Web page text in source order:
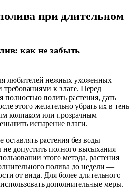
при длительном
как не забыть
любителей нежных ухоженных
к влаге. Перед
полностью полить растения, дать
этого желательно убрать их в тень
колпаком или прозрачным
испарение влаги.
растения без воды
не допустить полного высыхания
этого метода, растения
полива до недели —
от вида. Для более длительного
дополнительные меры.